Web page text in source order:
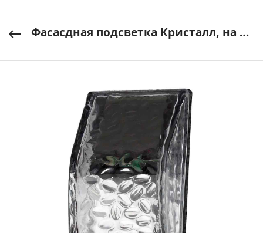
Фасасдная подсветка Кристалл, на солнечной батарее ERAFS024-39, 3LED, 7Im ЭРА арт. Б0044253